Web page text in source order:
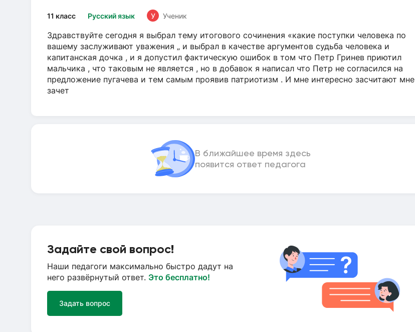
Русский язык
11 класс У Ученик
Здравствуйте сегодня я выбрал тему итогового сочинения «какие поступки человека по
вашему заслуживают уважения „ и выбрал в качестве аргументов судьба человека и
капитанская дочка , и я допустил фактическую ошибок в том что Петр Гринев приютил
мальчика , что таковым не является , но в добавок я написал что Петр не согласился на
предложение пугачева и тем самым проявив патриотизм . И мне интересно засчитают мне
зачет
В ближайшее время здесь
появится ответ педагога
Задайте свой вопрос!
Наши педагоги максимально быстро дадут на
него развёрнутый ответ. Это бесплатно!
Задать вопрос